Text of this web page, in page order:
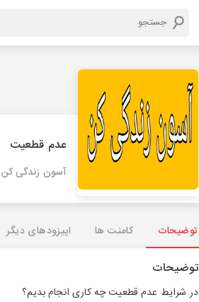
عدم قطعیت
آسون زندگی کن
توضیحات کامنت ها اپیزودهای دیگر
توضیحات
در شرایط عدم قطعیت چه کاری انجام بدیم؟